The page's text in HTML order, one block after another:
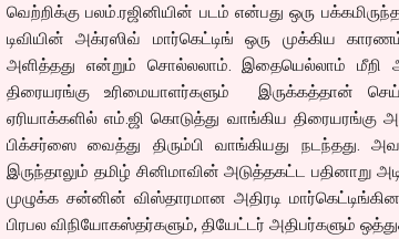
வெற்றிக்கு பலம்.ரஜினியின் படம் என்பது ஒரு
டிவியின் அக்ரஸிவ் மார்கெட்டிங் ஒரு முக்கிய
அளித்தது என்றும் சொல்லலாம். இதையெல்லாம் மீறி
திரையரங்கு உரிமையாளர்களும் இருக்கத்தான்
ஏரியாக்களில் எம்.ஜி கொடுத்து வாங்கிய திரையரங்கு
பிக்சர்ஸை வைத்து திரும்பி வாங்கியது
இருந்தாலும் தமிழ் சினிமாவின் அடுத்தகட்ட
முழுக்க சன்னின் விஸ்தாரமான அதிரடி
பிரபல விநியோகஸ்தர்களும், தியேட்டர் அதிபர்களும்